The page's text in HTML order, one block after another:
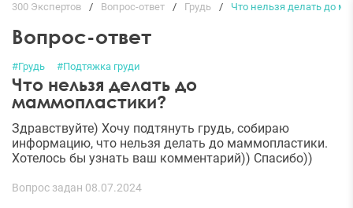
300 Экспертов Вопрос-ответ Грудь Что нельзя делать до
Вопрос-ответ
#Грудь #Подтяжка груди
Что нельзя делать до
маммопластики?
Здравствуйте) Хочу подтянуть грудь, собираю
информацию, что нельзя делать до маммопластики.
Хотелось бы узнать ваш комментарий)) Спасибо))
Вопрос задан 08.07.2024